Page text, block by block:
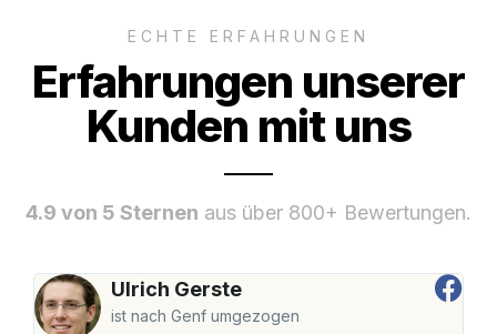
ECHTE ERFAHRUNGEN
Erfahrungen unserer
Kunden mit uns
4.9 von 5 Sternen aus über 800+ Bewertungen.
Ulrich Gerste
ist nach Genf umgezogen